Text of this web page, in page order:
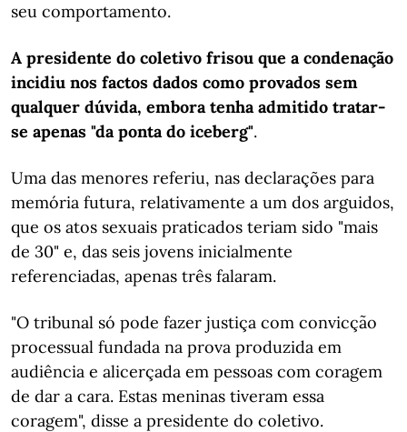
seu comportamento.
A presidente do coletivo frisou que a condenação
incidiu nos factos dados como provados sem
qualquer dúvida, embora tenha admitido tratar-
se apenas "da ponta do iceberg".
Uma das menores referiu, nas declarações para
memória futura, relativamente a um dos arguidos,
que os atos sexuais praticados teriam sido "mais
de 30" e, das seis jovens inicialmente
referenciadas, apenas três falaram.
"O tribunal só pode fazer justiça com convicção
processual fundada na prova produzida em
audiência e alicerçada em pessoas com coragem
de dar a cara. Estas meninas tiveram essa
coragem", disse a presidente do coletivo.